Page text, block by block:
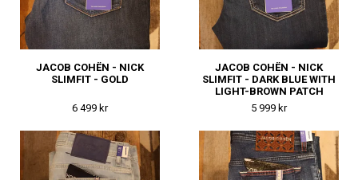
JACOB COHËN - NICK
SLIMFIT - GOLD
6 499 kr
JACOB COHËN - NICK
SLIMFIT - DARK BLUE WITH
LIGHT-BROWN PATCH
5 999 kr